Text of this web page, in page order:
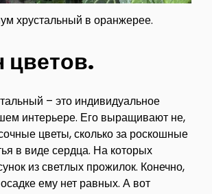
хрустальный в оранжерее.
цветов.
– это индивидуальное
интерьере. Его выращивают не,
цветы, сколько за роскошные
в виде сердца. На которых
из светлых прожилок. Конечно,
ему нет равных. А вот